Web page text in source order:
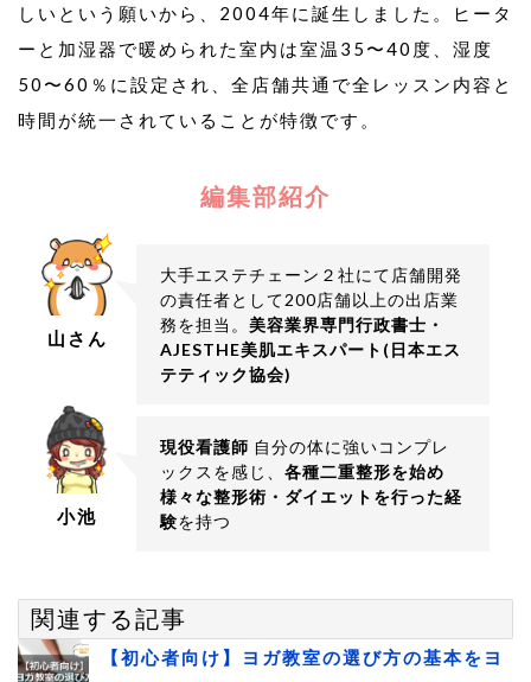
しいという願いから、2004年に誕生しました。ヒータ
ーと加湿器で暖められた室内は室温35〜40度、湿度
50〜60％に設定され、全店舗共通で全レッスン内容と
時間が統一されていることが特徴です。
編集部紹介
山さん
大手エステチェーン２社にて店舗開発
の責任者として200店舗以上の出店業
務を担当。 美容業界専門行政書士・
AJESTHE美肌エキスパート(日本エス
テティック協会)
小池
現役看護師 自分の体に強いコンプレ
ックスを感じ、 各種二重整形を始め
様々な整形術・ダイエットを行った経
験を持つ
関連する記事
【初心者向け】ヨガ教室の選び方の基本をヨ